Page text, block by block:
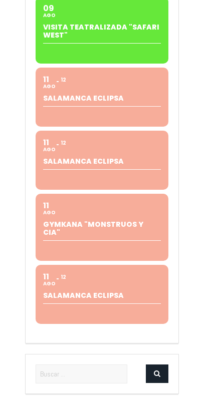
09
AGO
VISITA TEATRALIZADA "SAFARI
WEST"
11
AGO
12
SALAMANCA ECLIPSA
11
AGO
12
SALAMANCA ECLIPSA
11
AGO
GYMKANA "MONSTRUOS Y
CIA"
11
AGO
12
SALAMANCA ECLIPSA